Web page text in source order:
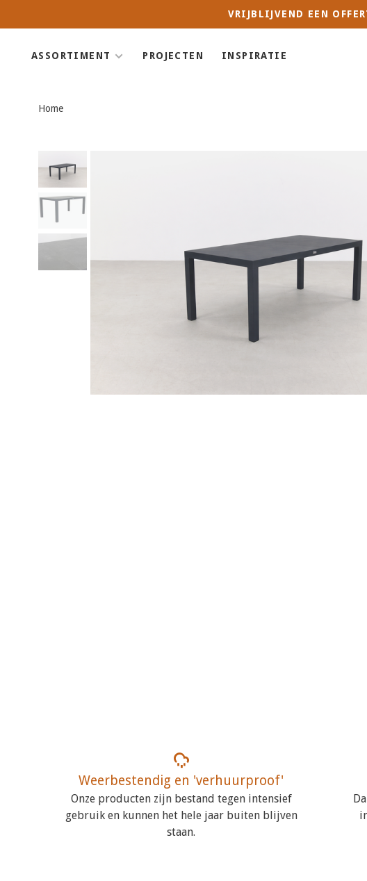
VRIJBLIJVEND EEN
ASSORTIMENT PROJECTEN INSPIRATIE
Home
Weerbestendig en 'verhuurproof'
Onze producten zijn bestand tegen intensief
gebruik en kunnen het hele jaar buiten blijven
staan.